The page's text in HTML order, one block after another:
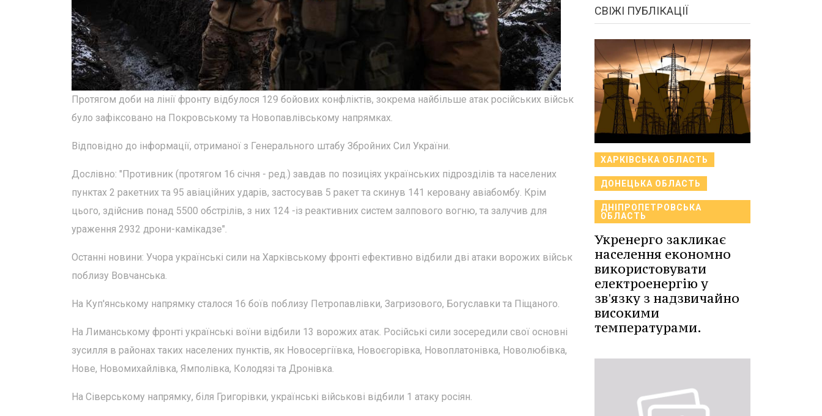
Протягом доби на лінії фронту відбулося 129 бойових конфліктів, зокрема найбільше атак російських військ
було зафіксовано на Покровському та Новопавлівському напрямках.
Відповідно до інформації, отриманої з Генерального штабу Збройних Сил України.
Дослівно: "Противник (протягом 16 січня - ред.) завдав по позиціях українських підрозділів та населених
пунктах 2 ракетних та 95 авіаційних ударів, застосував 5 ракет та скинув 141 керовану авіабомбу. Крім
цього, здійснив понад 5500 обстрілів, з них 124 -із реактивних систем залпового вогню, та залучив для
ураження 2932 дрони-камікадзе".
Останні новини: Учора українські сили на Харківському фронті ефективно відбили дві атаки ворожих військ
поблизу Вовчанська.
На Куп'янському напрямку сталося 16 боїв поблизу Петропавлівки, Загризового, Богуславки та Піщаного.
На Лиманському фронті українські воїни відбили 13 ворожих атак. Російські сили зосередили свої основні
зусилля в районах таких населених пунктів, як Новосергіївка, Новоєгорівка, Новоплатонівка, Новолюбівка,
Нове, Новомихайлівка, Ямполівка, Колодязі та Дронівка.
На Сіверському напрямку, біля Григорівки, українські військові відбили 1 атаку росіян.
СВІЖІ ПУБЛІКАЦІЇ
ХАРКІВСЬКА ОБЛАСТЬ
ДОНЕЦЬКА ОБЛАСТЬ
ДНІПРОПЕТРОВСЬКА
ОБЛАСТЬ
Укренерго закликає
населення економно
використовувати
електроенергію у
зв'язку з надзвичайно
високими
температурами.